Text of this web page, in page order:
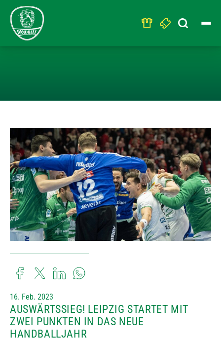
Search
for:
16. Feb. 2023
AUSWÄRTSSIEG! LEIPZIG STARTET MIT
ZWEI PUNKTEN IN DAS NEUE
HANDBALLJAHR